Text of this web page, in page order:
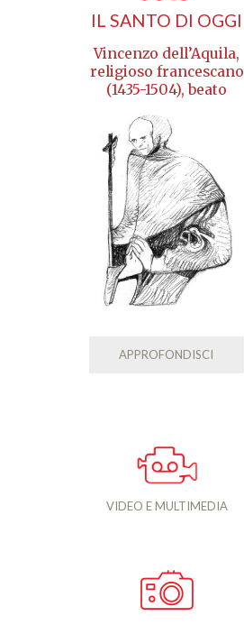
IL SANTO DI OGGI
Vincenzo dell’Aquila,
religioso francescano
(1435-1504), beato
APPROFONDISCI
VIDEO E MULTIMEDIA